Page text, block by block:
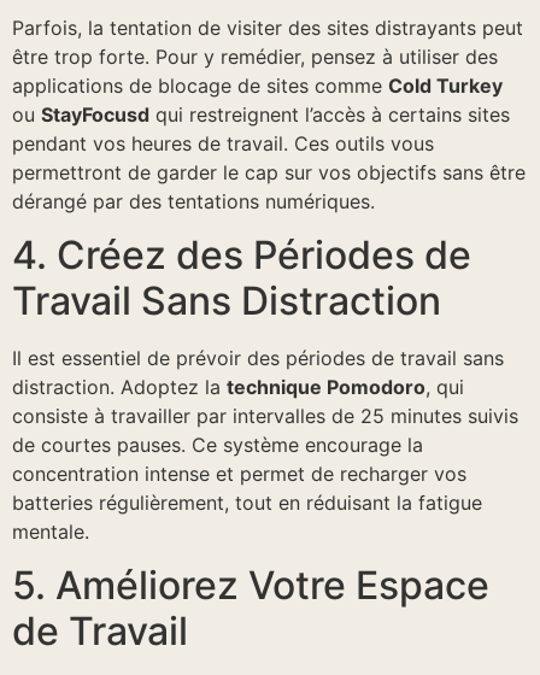
Parfois, la tentation de visiter des sites distrayants peut
être trop forte. Pour y remédier, pensez à utiliser des
applications de blocage de sites comme Cold Turkey
ou StayFocusd qui restreignent l’accès à certains sites
pendant vos heures de travail. Ces outils vous
permettront de garder le cap sur vos objectifs sans être
dérangé par des tentations numériques.
4. Créez des Périodes de
Travail Sans Distraction
Il est essentiel de prévoir des périodes de travail sans
distraction. Adoptez la technique Pomodoro, qui
consiste à travailler par intervalles de 25 minutes suivis
de courtes pauses. Ce système encourage la
concentration intense et permet de recharger vos
batteries régulièrement, tout en réduisant la fatigue
mentale.
5. Améliorez Votre Espace
de Travail